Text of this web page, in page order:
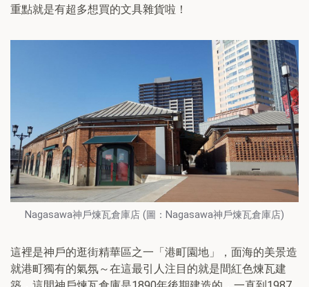
重點就是有超多想買的文具雜貨啦！
Nagasawa神戶煉瓦倉庫店 (圖：Nagasawa神戶煉瓦倉庫店)
這裡是神戶的逛街精華區之一「港町園地」，面海的美景造
就港町獨有的氣氛～在這最引人注目的就是間紅色煉瓦建